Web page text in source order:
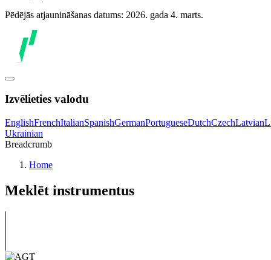
Pēdējās atjaunināšanas datums: 2026. gada 4. marts.
Izvēlieties valodu
EnglishFrenchItalianSpanishGermanPortugueseDutchCzechLatvian
Ukrainian
Breadcrumb
Home
Meklēt instrumentus